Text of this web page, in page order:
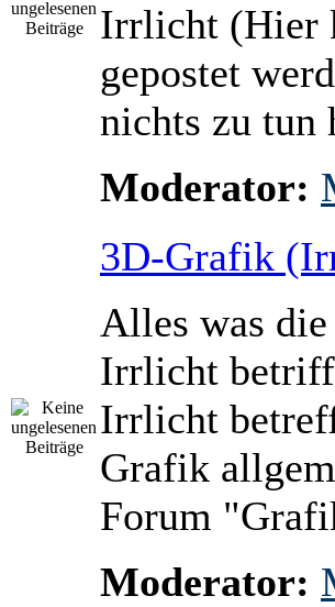
Irrlicht (Hier
gepostet
nichts zu tun
Moderator:
3D-Grafik
Alles was
Irrlicht
Irrlicht
Grafik
Forum
Moderator: